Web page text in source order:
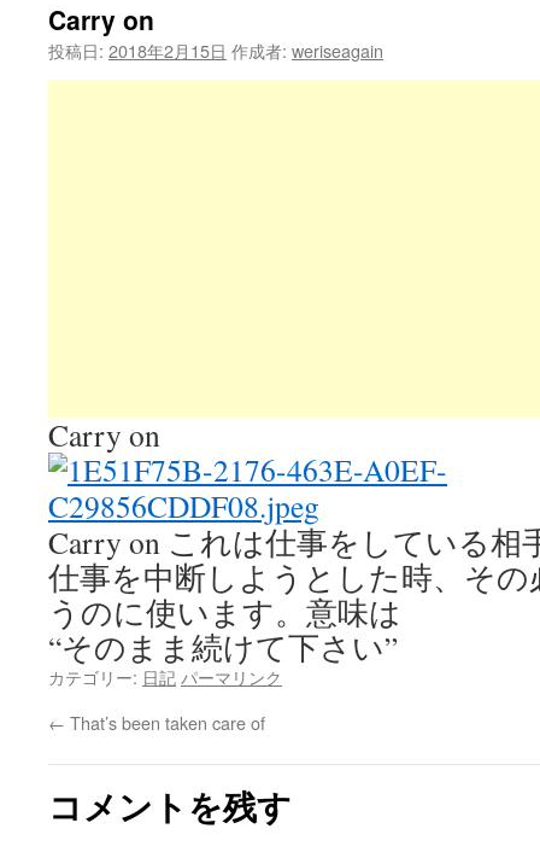
Carry on
投稿日: 2018年2月15日 作成者: weriseagain
Carry on
Carry on これは仕事をしている
仕事を中断しようとした時、そ
うのに使います。意味は
“そのまま続けて下さい”
カテゴリー: 日記 パーマリンク
← That’s been taken care of
コメントを残す